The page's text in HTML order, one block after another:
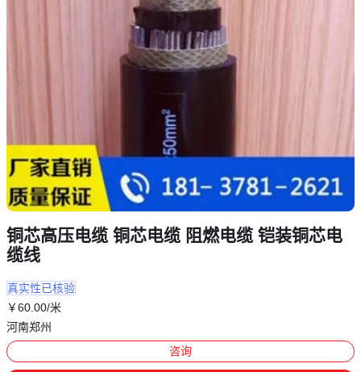
铜芯高压电缆 铜芯电缆 阻燃电缆 铠装铜芯电
缆线
真实性已核验
￥60 .00/米
河南郑州
咨询